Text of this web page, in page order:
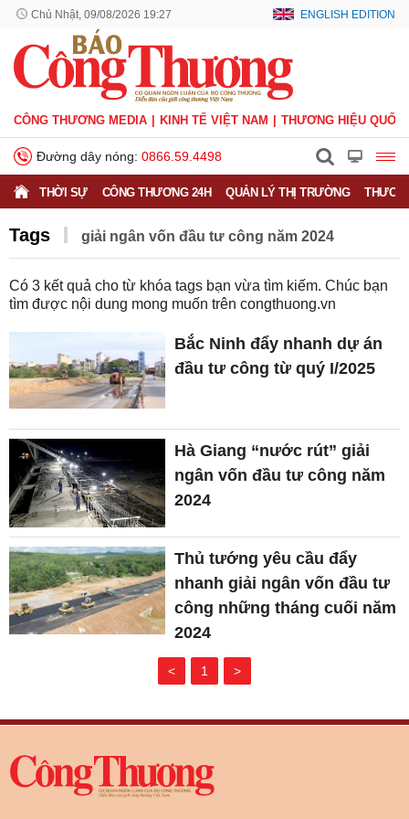
Chủ Nhật, 09/08/2026 19:27 ENGLISH EDITION
CÔNG THƯƠNG MEDIA KINH TẾ VIỆT NAM THƯƠNG HIỆU QUỐC
Đường dây nóng: 0866.59.4498
THỜI SỰ CÔNG THƯƠNG 24H QUẢN LÝ THỊ TRƯỜNG
Tags giải ngân vốn đầu tư công năm 2024
Có 3 kết quả cho từ khóa tags bạn vừa tìm kiếm. Chúc bạn
tìm được nội dung mong muốn trên congthuong.vn
Bắc Ninh đẩy nhanh dự án
đầu tư công từ quý I/2025
Hà Giang “nước rút” giải
ngân vốn đầu tư công năm
2024
Thủ tướng yêu cầu đẩy
nhanh giải ngân vốn đầu tư
công những tháng cuối năm
2024
< 1 >